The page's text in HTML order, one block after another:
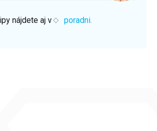
nájdete aj v poradni.